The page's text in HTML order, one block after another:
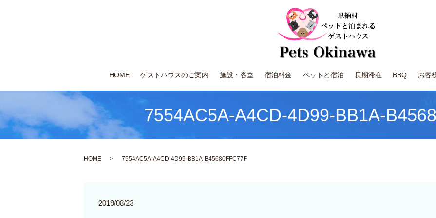
HOME ゲストハウスのご案内 施設・客室 宿泊料金 ペットと宿泊 長期滞在 BBQ お客
7554AC5A-A4CD-4D99-BB1A-
HOME 7554AC5A-A4CD-4D99-BB1A-B45680FFC77F
2019/08/23